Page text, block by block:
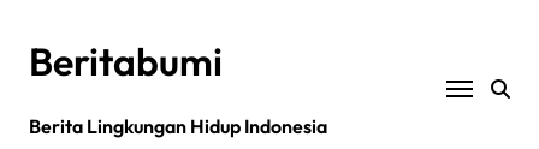
contentBeritabumi
Berita Lingkungan Hidup Indonesia
Bagaimana rantai pasokan global yang tidak